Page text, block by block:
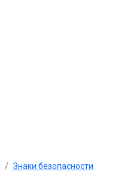
Знаки безопасности